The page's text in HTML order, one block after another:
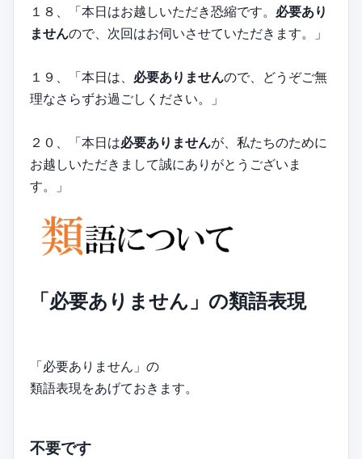
１８、「本日はお越しいただき恐縮です。 必要あり
ませんので、次回はお伺いさせていただきます。」
１９、「本日は、 必要ありませんので、どうぞご無
理なさらずお過ごしください。」
２０、「本日は必要ありませんが、私たちのために
お越しいただきまして誠にありがとうございま
す。」
「必要ありません」の類語表現
「必要ありません」の
類語表現をあげておきます。
不要です